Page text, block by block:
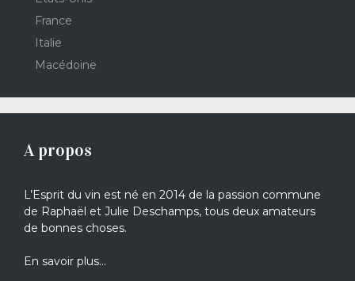
France
Italie
Macédoine
A propos
L’Esprit du vin est né en 2014 de la passion commune
de Raphaël et Julie Deschamps, tous deux amateurs
de bonnes choses.
En savoir plus…